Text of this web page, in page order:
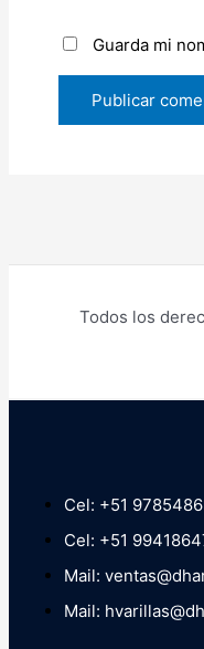
Guarda mi
Todos los
Cel: +51
Cel: +51
Mail:
Mail: